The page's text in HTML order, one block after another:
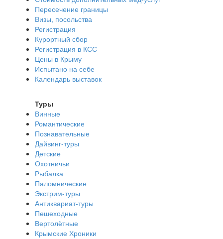
Пересечение границы
Визы, посольства
Регистрация
Курортный сбор
Регистрация в КСС
Цены в Крыму
Испытано на себе
Календарь выставок
Туры
Винные
Романтические
Познавательные
Дайвинг-туры
Детские
Охотничьи
Рыбалка
Паломнические
Экстрим-туры
Антиквариат-туры
Пешеходные
Вертолётные
Крымские Хроники